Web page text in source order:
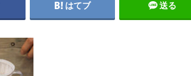
はてブ 送る